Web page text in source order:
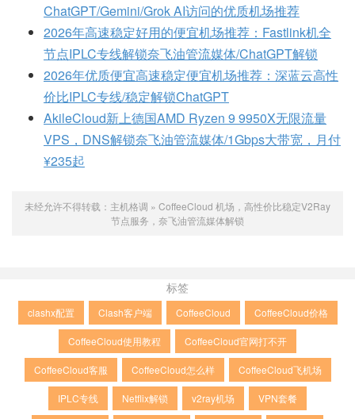
ChatGPT/Gemini/Grok AI访问的优质机场推荐
2026年高速稳定好用的便宜机场推荐：Fastlink机全
节点IPLC专线解锁奈飞油管流媒体/ChatGPT解锁
2026年优质便宜高速稳定便宜机场推荐：深蓝云高性
价比IPLC专线/稳定解锁ChatGPT
AkileCloud新上德国AMD Ryzen 9 9950X无限流量
VPS，DNS解锁奈飞油管流媒体/1Gbps大带宽，月付
¥235起
未经允许不得转载： 主机格调 » CoffeeCloud 机场，高性价比稳定V2Ray
节点服务，奈飞油管流媒体解锁
标签
clashx配置 Clash客户端 CoffeeCloud CoffeeCloud价格
CoffeeCloud使用教程 CoffeeCloud官网打不开
CoffeeCloud客服 CoffeeCloud怎么样 CoffeeCloud飞机场
IPLC专线 Netflix解锁 v2ray机场 VPN套餐